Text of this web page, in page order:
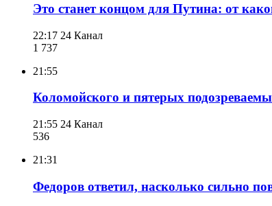
Это станет концом для Путина: от
22:17 24 Канал
1 737
21:55
Коломойского и пятерых
21:55 24 Канал
536
21:31
Федоров ответил, насколько сильно